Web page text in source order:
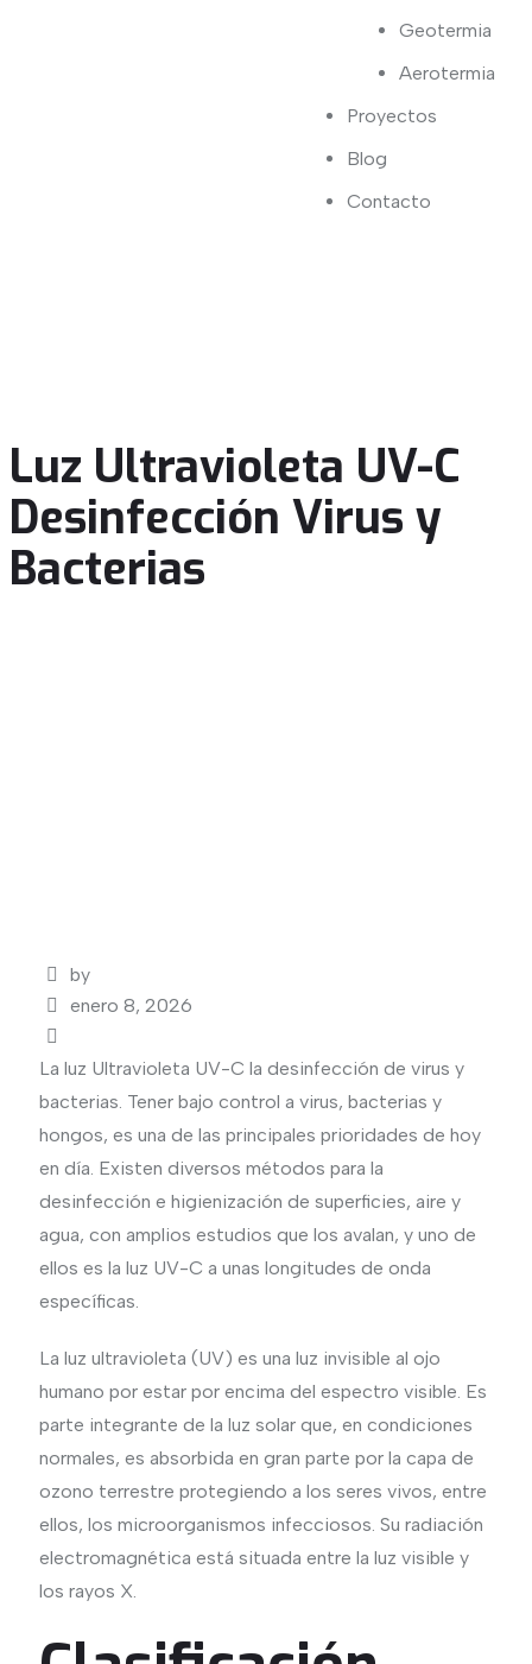
Geotermia
Aerotermia
Proyectos
Blog
Contacto
Luz Ultravioleta UV-C
Desinfección Virus y
Bacterias
by
enero 8, 2026
La luz Ultravioleta UV-C la desinfección de virus y
bacterias. Tener bajo control a virus, bacterias y
hongos, es una de las principales prioridades de hoy
en día. Existen diversos métodos para la
desinfección e higienización de superficies, aire y
agua, con amplios estudios que los avalan, y uno de
ellos es la luz UV-C a unas longitudes de onda
específicas.
La luz ultravioleta (UV) es una luz invisible al ojo
humano por estar por encima del espectro visible. Es
parte integrante de la luz solar que, en condiciones
normales, es absorbida en gran parte por la capa de
ozono terrestre protegiendo a los seres vivos, entre
ellos, los microorganismos infecciosos. Su radiación
electromagnética está situada entre la luz visible y
los rayos X.